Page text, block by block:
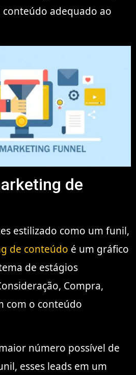
adequado ao
de
estilizado como um funil,
de conteúdo é um gráfico
de estágios
Compra,
com o conteúdo
número possível de
esses leads em um